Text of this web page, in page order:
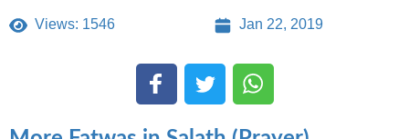
Views: 1546 Jan 22, 2019